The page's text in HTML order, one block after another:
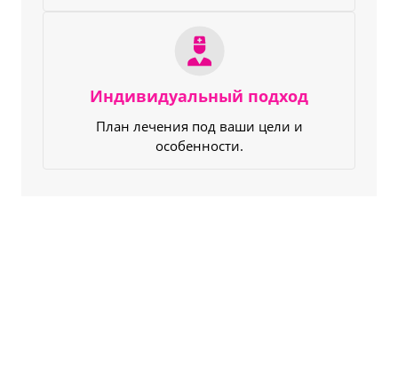
Индивидуальный подход
План лечения под ваши цели и
особенности.